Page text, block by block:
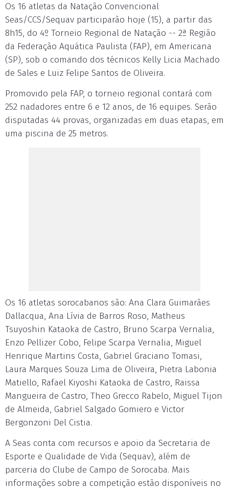
Os 16 atletas da Natação Convencional
Seas/CCS/Sequav participarão hoje (15), a partir das
8h15, do 4º Torneio Regional de Natação -- 2ª Região
da Federação Aquática Paulista (FAP), em Americana
(SP), sob o comando dos técnicos Kelly Licia Machado
de Sales e Luiz Felipe Santos de Oliveira.
Promovido pela FAP, o torneio regional contará com
252 nadadores entre 6 e 12 anos, de 16 equipes. Serão
disputadas 44 provas, organizadas em duas etapas, em
uma piscina de 25 metros.
Os 16 atletas sorocabanos são: Ana Clara Guimarães
Dallacqua, Ana Lívia de Barros Roso, Matheus
Tsuyoshin Kataoka de Castro, Bruno Scarpa Vernalia,
Enzo Pellizer Cobo, Felipe Scarpa Vernalia, Miguel
Henrique Martins Costa, Gabriel Graciano Tomasi,
Laura Marques Souza Lima de Oliveira, Pietra Labonia
Matiello, Rafael Kiyoshi Kataoka de Castro, Raissa
Mangueira de Castro, Theo Grecco Rabelo, Miguel Tijon
de Almeida, Gabriel Salgado Gomiero e Victor
Bergonzoni Del Cistia.
A Seas conta com recursos e apoio da Secretaria de
Esporte e Qualidade de Vida (Sequav), além de
parceria do Clube de Campo de Sorocaba. Mais
informações sobre a competição estão disponíveis no